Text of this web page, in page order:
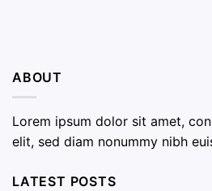
ABOUT
Lorem ipsum dolor sit amet,
elit, sed diam nonummy nibh
LATEST POSTS